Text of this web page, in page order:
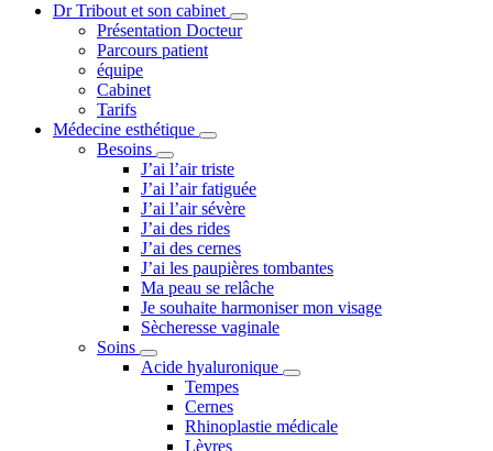
Dr Tribout et son cabinet
Présentation Docteur
Parcours patient
équipe
Cabinet
Tarifs
Médecine esthétique
Besoins
J’ai l’air triste
J’ai l’air fatiguée
J’ai l’air sévère
J’ai des rides
J’ai des cernes
J’ai les paupières tombantes
Ma peau se relâche
Je souhaite harmoniser mon visage
Sècheresse vaginale
Soins
Acide hyaluronique
Tempes
Cernes
Rhinoplastie médicale
Lèvres